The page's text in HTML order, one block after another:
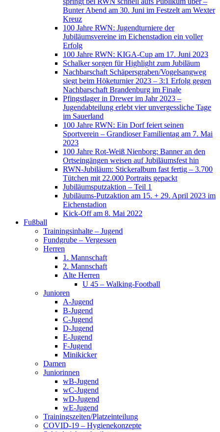
Bunter Abend am 30. Juni im Festzelt am Wexter
Kreuz
100 Jahre RWN: Jugendturniere der
Jubiläumsvereine im Eichenstadion ein voller
Erfolg
100 Jahre RWN: KIGA-Cup am 17. Juni 2023
Schalker sorgen für Highlight zum Jubiläum
Nachbarschaft Schäpersgraben/Vogelsangweg
siegt beim Höketurnier 2023 – 3:1 Erfolg gegen
Nachbarschaft Brandenburg im Finale
Pfingstlager in Drewer im Jahr 2023 –
Jugendabteilung erlebt vier unvergessliche Tage
im Sauerland
100 Jahre RWN: Ein Dorf feiert seinen
Sportverein – Grandioser Familientag am 7. Mai
2023
100 Jahre Rot-Weiß Nienborg: Banner an den
Ortseingängen weisen auf Jubiläumsfest hin
RWN-Jubiläum: Stickeralbum fast fertig – 3.700
Tütchen mit 22.000 Portraits gepackt
Jubiläumsputzaktion – Teil 1
Jubiläums-Putzaktion am 15. + 29. April 2023 im
Eichenstadion
Kick-Off am 8. Mai 2022
Fußball
Trainingsinhalte – Jugend
Fundgrube – Vergessen
Herren
1. Mannschaft
2. Mannschaft
Alte Herren
U 45 – Walking-Football
Junioren
A-Jugend
B-Jugend
C-Jugend
D-Jugend
E-Jugend
F-Jugend
Minikicker
Damen
Juniorinnen
wB-Jugend
wC-Jugend
wD-Jugend
wE-Jugend
Trainingszeiten/Platzeinteilung
COVID-19 – Hygienekonzepte